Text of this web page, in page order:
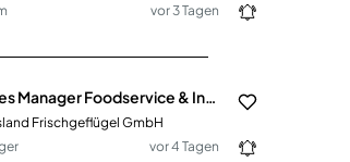
vor 3 Tagen
Sales Manager Foodservice & Industrie (m/w/d)
Frischgeflügel GmbH
vor 4 Tagen